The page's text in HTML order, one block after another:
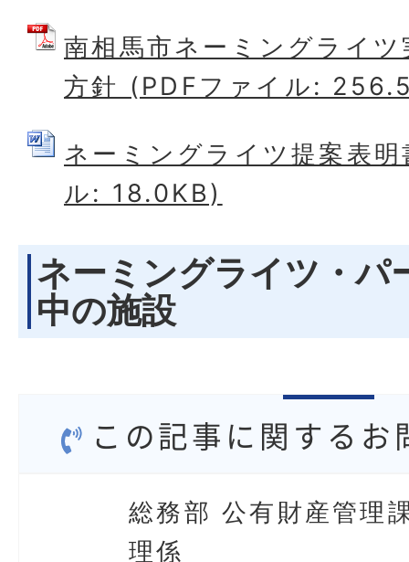
南相馬市ネーミングライ
方針 (PDFファイル:
ネーミングライツ提案表
ル: 18.0KB)
ネーミングライツ・パ
中の施設
この記事に関するお
総務部 公有財産管理
理係